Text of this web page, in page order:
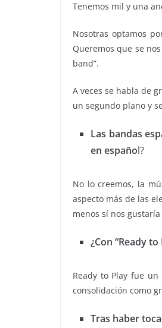
Tenemos mil y una
Nosotras optamos
Queremos que se
band”.
A veces se habla de
un segundo plano y
Las bandas
en español?
No lo creemos, la
aspecto más de las
menos sí nos
¿Con “Ready
Ready to Play fue
consolidación como
Tras haber